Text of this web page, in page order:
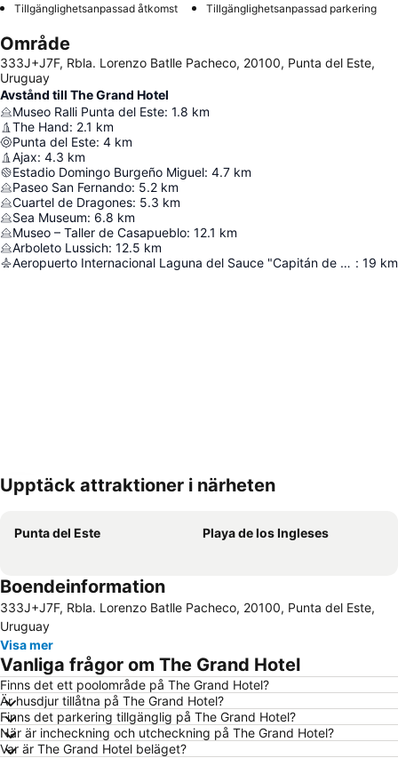
Tillgänglighetsanpassad åtkomst Tillgänglighetsanpassad parkering
Område
333J+J7F, Rbla. Lorenzo Batlle Pacheco, 20100, Punta del Este,
Uruguay
Avstånd till The Grand Hotel
Museo Ralli Punta del Este: 1.8 km
The Hand: 2.1 km
Punta del Este: 4 km
Ajax: 4.3 km
Estadio Domingo Burgeño Miguel: 4.7 km
Paseo San Fernando: 5.2 km
Cuartel de Dragones: 5.3 km
Sea Museum: 6.8 km
Museo – Taller de Casapueblo: 12.1 km
Arboleto Lussich: 12.5 km
Aeropuerto Internacional Laguna del Sauce "Capitán de Corbeta Carlos Curbelo" : 19 km
Förstora kartan
Upptäck attraktioner i närheten
Punta del Este Playa de los Ingleses
Boendeinformation
333J+J7F, Rbla. Lorenzo Batlle Pacheco, 20100, Punta del Este,
Uruguay
Visa mer
Vanliga frågor om The Grand Hotel
Finns det ett poolområde på The Grand Hotel?
Är husdjur tillåtna på The Grand Hotel?
Finns det parkering tillgänglig på The Grand Hotel?
När är incheckning och utcheckning på The Grand Hotel?
Var är The Grand Hotel beläget?